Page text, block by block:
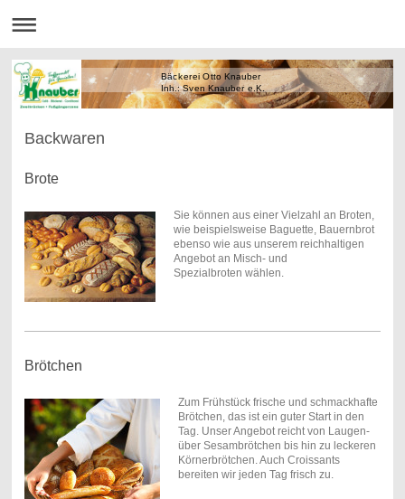
Bäckerei Otto Knauber
Inh.: Sven Knauber e.K.
Backwaren
Brote
Sie können aus einer Vielzahl an Broten,
wie beispielsweise Baguette, Bauernbrot
ebenso wie aus unserem reichhaltigen
Angebot an Misch- und
Spezialbroten wählen.
Brötchen
Zum Frühstück frische und schmackhafte
Brötchen, das ist ein guter Start in den
Tag. Unser Angebot reicht von Laugen-
über Sesambrötchen bis hin zu leckeren
Körnerbrötchen. Auch Croissants
bereiten wir jeden Tag frisch zu.